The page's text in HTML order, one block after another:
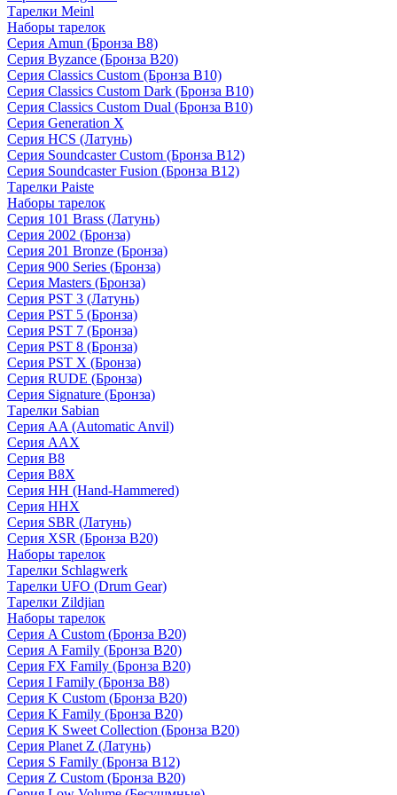
Тарелки Meinl
Наборы тарелок
Серия Amun (Бронза B8)
Серия Byzance (Бронза B20)
Серия Classics Custom (Бронза B10)
Серия Classics Custom Dark (Бронза B10)
Серия Classics Custom Dual (Бронза B10)
Серия Generation X
Серия HCS (Латунь)
Серия Soundcaster Custom (Бронза B12)
Серия Soundcaster Fusion (Бронза B12)
Тарелки Paiste
Наборы тарелок
Серия 101 Brass (Латунь)
Серия 2002 (Бронза)
Серия 201 Bronze (Бронза)
Серия 900 Series (Бронза)
Серия Masters (Бронза)
Серия PST 3 (Латунь)
Серия PST 5 (Бронза)
Серия PST 7 (Бронза)
Серия PST 8 (Бронза)
Серия PST X (Бронза)
Серия RUDE (Бронза)
Серия Signature (Бронза)
Тарелки Sabian
Серия AA (Automatic Anvil)
Серия AAX
Серия B8
Серия B8X
Серия HH (Hand-Hammered)
Серия HHX
Серия SBR (Латунь)
Серия XSR (Бронза B20)
Наборы тарелок
Тарелки Schlagwerk
Тарелки UFO (Drum Gear)
Тарелки Zildjian
Наборы тарелок
Серия A Custom (Бронза B20)
Серия A Family (Бронза B20)
Серия FX Family (Бронза B20)
Серия I Family (Бронза B8)
Серия K Custom (Бронза B20)
Серия K Family (Бронза B20)
Серия K Sweet Collection (Бронза B20)
Серия Planet Z (Латунь)
Серия S Family (Бронза B12)
Серия Z Custom (Бронза B20)